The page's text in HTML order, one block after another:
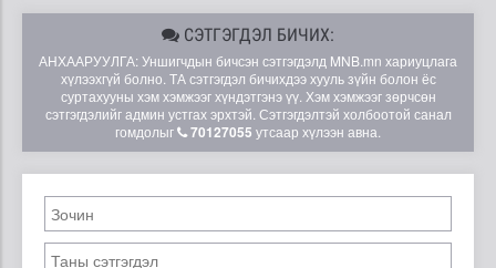
СЭТГЭГДЭЛ БИЧИХ:
АНХААРУУЛГА: Уншигчдын бичсэн сэтгэгдэлд MNB.mn хариуцлага
хүлээхгүй болно. ТА сэтгэгдэл бичихдээ хууль зүйн болон ёс
суртахууны хэм хэмжээг хүндэтгэнэ үү. Хэм хэмжээг зөрчсөн
сэтгэгдэлийг админ устгах эрхтэй. Сэтгэгдэлтэй холбоотой санал
гомдолыг
70127055 утсаар хүлээн авна.